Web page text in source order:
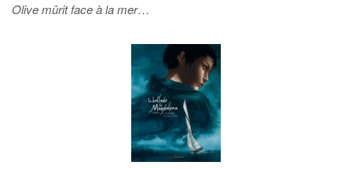
Olive mûrit face à la mer…